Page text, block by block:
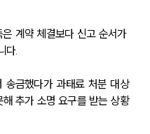
계약 체결보다 신고 순서가
다.
송금했다가 과태료 처분 대상
추가 소명 요구를 받는 상황